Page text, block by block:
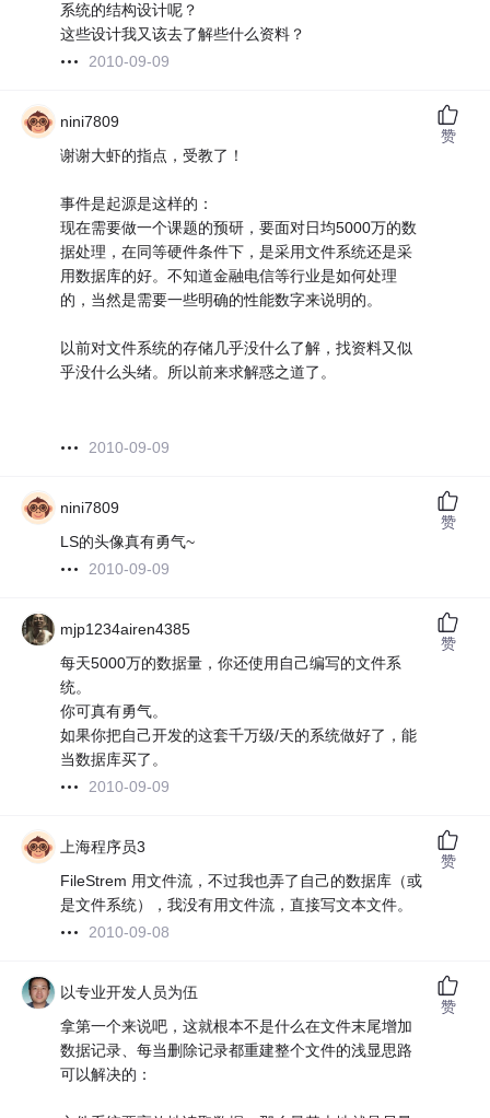
系统的结构设计呢？
这些设计我又该去了解些什么资料？
2010-09-09
nini7809
谢谢大虾的指点，受教了！
事件是起源是这样的：
现在需要做一个课题的预研，要面对日均5000万的数
据处理，在同等硬件条件下，是采用文件系统还是采
用数据库的好。不知道金融电信等行业是如何处理
的，当然是需要一些明确的性能数字来说明的。
以前对文件系统的存储几乎没什么了解，找资料又似
乎没什么头绪。所以前来求解惑之道了。
2010-09-09
赞
nini7809
LS的头像真有勇气~
2010-09-09
赞
mjp1234airen4385
每天5000万的数据量，你还使用自己编写的文件系
统。
你可真有勇气。
如果你把自己开发的这套千万级/天的系统做好了，能
当数据库买了。
2010-09-09
赞
上海程序员3
FileStrem 用文件流，不过我也弄了自己的数据库（或
是文件系统），我没有用文件流，直接写文本文件。
2010-09-08
赞
以专业开发人员为伍
拿第一个来说吧，这就根本不是什么在文件末尾增加
数据记录、每当删除记录都重建整个文件的浅显思路
可以解决的：
赞